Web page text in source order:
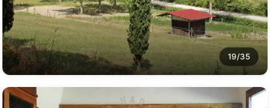
19/35